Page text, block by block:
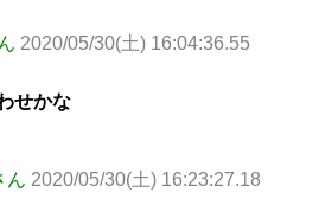
2020/05/30(土) 16:04:36.55
せかな
ん 2020/05/30(土) 16:23:27.18